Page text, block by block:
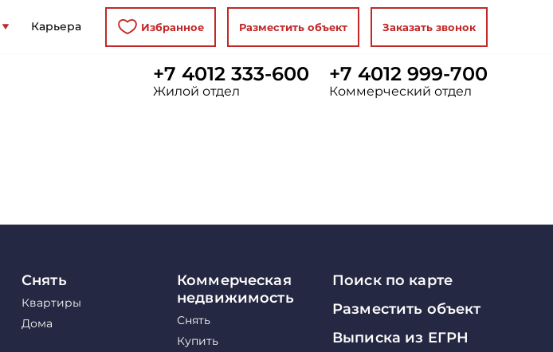
Карьера Избранное Разместить объект Заказать звонок
+7 4012 333-600
Жилой отдел
+7 4012 999-700
Коммерческий отдел
Снять
Квартиры
Дома
Коммерческая
недвижимость
Снять
Купить
Поиск по карте
Разместить объект
Выписка из ЕГРН